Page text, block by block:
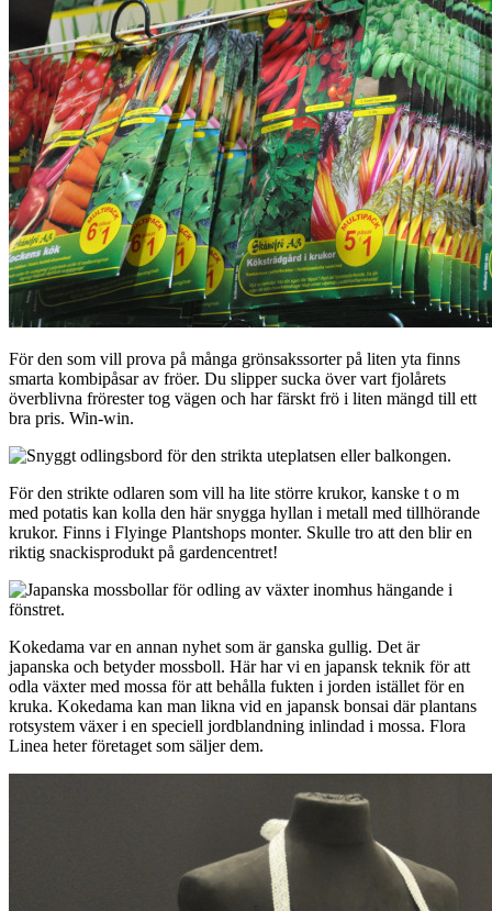
För den som vill prova på många grönsakssorter på liten yta finns
smarta kombipåsar av fröer. Du slipper sucka över vart fjolårets
överblivna frörester tog vägen och har färskt frö i liten mängd till ett
bra pris. Win-win.
För den strikte odlaren som vill ha lite större krukor, kanske t o m
med potatis kan kolla den här snygga hyllan i metall med tillhörande
krukor. Finns i Flyinge Plantshops monter. Skulle tro att den blir en
riktig snackisprodukt på gardencentret!
Kokedama var en annan nyhet som är ganska gullig. Det är
japanska och betyder mossboll. Här har vi en japansk teknik för att
odla växter med mossa för att behålla fukten i jorden istället för en
kruka. Kokedama kan man likna vid en japansk bonsai där plantans
rotsystem växer i en speciell jordblandning inlindad i mossa. Flora
Linea heter företaget som säljer dem.